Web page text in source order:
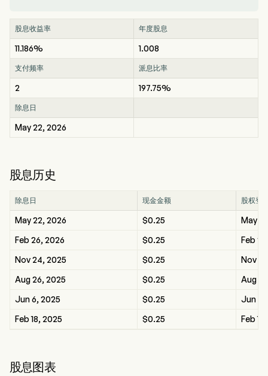
股息收益率 年度股息
11.186% 1.008
支付频率 派息比率
2 197.75%
除息日
May 22, 2026
股息历史
除息日 现金金额 股权登
May 22, 2026 $0.25
May
Feb 26, 2026
$0.25
Feb
Nov 24, 2025
$0.25
Nov
Aug 26, 2025
$0.25
Aug
Jun 6, 2025
$0.25
Jun 6,
Feb 18, 2025
$0.25 Feb
股息图表